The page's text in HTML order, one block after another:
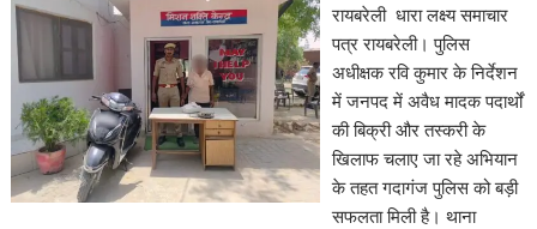
रायबरेली धारा लक्ष्य समाचार
पत्र रायबरेली। पुलिस
अधीक्षक रवि कुमार के निर्देशन
में जनपद में अवैध मादक पदार्थों
की बिक्री और तस्करी के
खिलाफ चलाए जा रहे अभियान
के तहत गदागंज पुलिस को बड़ी
सफलता मिली है। थाना